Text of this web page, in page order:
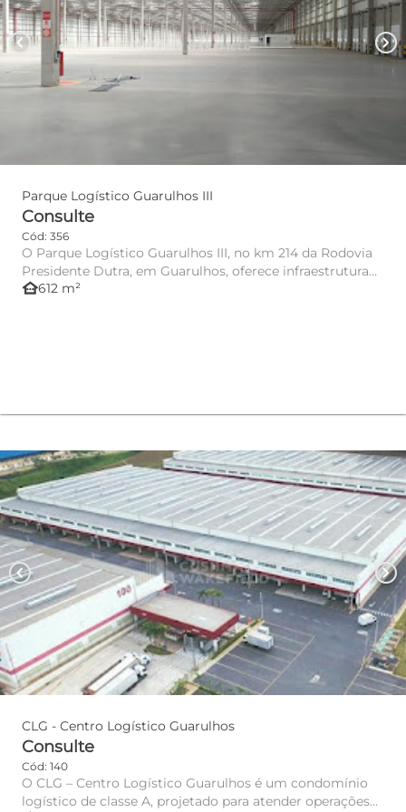
chevron_left chevron_right
Parque Logístico Guarulhos III
Consulte
Cód: 356
O Parque Logístico Guarulhos III, no km 214 da Rodovia
Presidente Dutra, em Guarulhos, oferece infraestrutura
de alto ...
other_houses612 m²
chevron_left chevron_right
CLG - Centro Logístico Guarulhos
Consulte
Cód: 140
O CLG – Centro Logístico Guarulhos é um condomínio
logístico de classe A, projetado para atender operações